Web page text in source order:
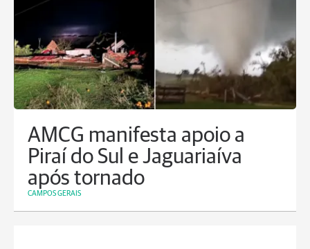
AMCG manifesta apoio a
Piraí do Sul e Jaguariaíva
após tornado
CAMPOS GERAIS